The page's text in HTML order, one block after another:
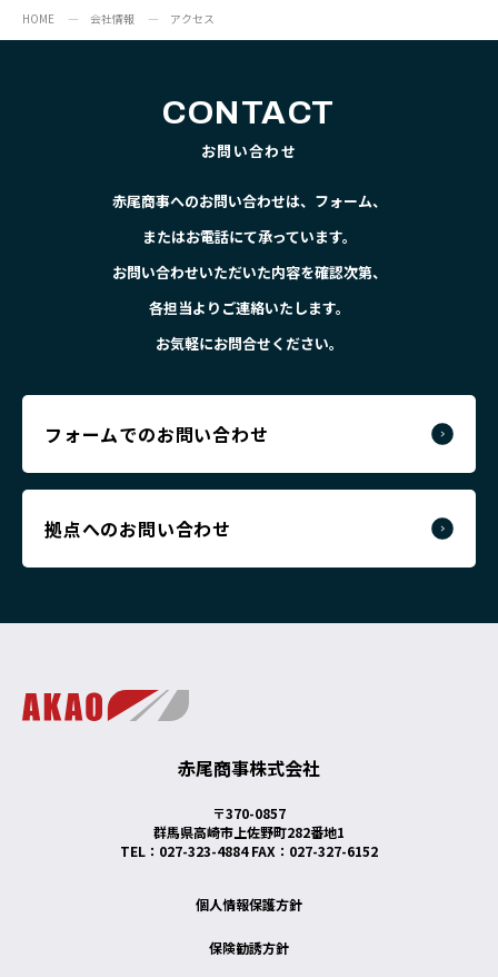
HOME 会社情報 アクセス
CONTACT
お問い合わせ
赤尾商事へのお問い合わせは、フォーム、
またはお電話にて承っています。
お問い合わせいただいた内容を確認次第、
各担当よりご連絡いたします。
お気軽にお問合せください。
フォームでのお問い合わせ
拠点へのお問い合わせ
赤尾商事株式会社
〒370-0857
群馬県高崎市上佐野町282番地1
TEL：027-323-4884 FAX：027-327-6152
個人情報保護方針
保険勧誘方針